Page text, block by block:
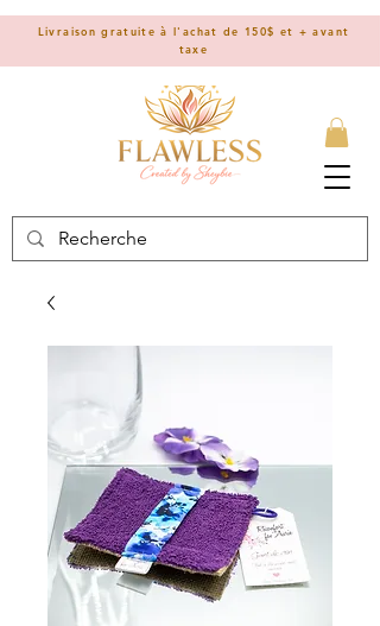
Livraison gratuite à l'achat de 150$ et + avant
taxe